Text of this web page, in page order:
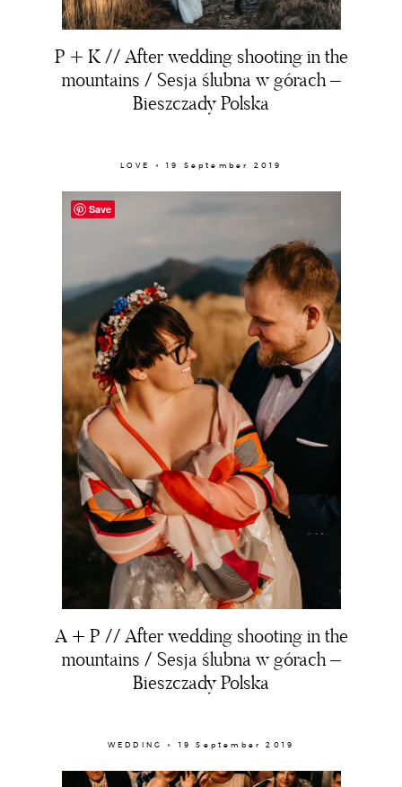
BLOG
ABOUT ME
CONTACT
P + K // After wedding shooting in the
mountains / Sesja ślubna w górach –
Bieszczady Polska
LOVE × 19 September 2019
A + P // After wedding shooting in the
mountains / Sesja ślubna w górach –
Bieszczady Polska
WEDDING × 19 September 2019
Save